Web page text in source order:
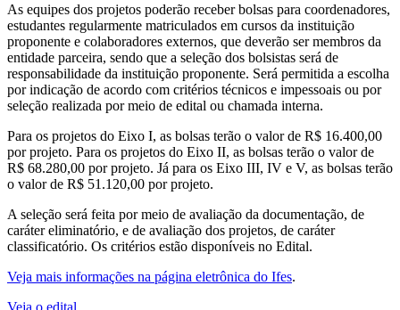
As equipes dos projetos poderão receber bolsas para coordenadores,
estudantes regularmente matriculados em cursos da instituição
proponente e colaboradores externos, que deverão ser membros da
entidade parceira, sendo que a seleção dos bolsistas será de
responsabilidade da instituição proponente. Será permitida a escolha
por indicação de acordo com critérios técnicos e impessoais ou por
seleção realizada por meio de edital ou chamada interna.
Para os projetos do Eixo I, as bolsas terão o valor de R$ 16.400,00
por projeto. Para os projetos do Eixo II, as bolsas terão o valor de
R$ 68.280,00 por projeto. Já para os Eixo III, IV e V, as bolsas terão
o valor de R$ 51.120,00 por projeto.
A seleção será feita por meio de avaliação da documentação, de
caráter eliminatório, e de avaliação dos projetos, de caráter
classificatório. Os critérios estão disponíveis no Edital.
Veja mais informações na página eletrônica do Ifes.
Veja o edital